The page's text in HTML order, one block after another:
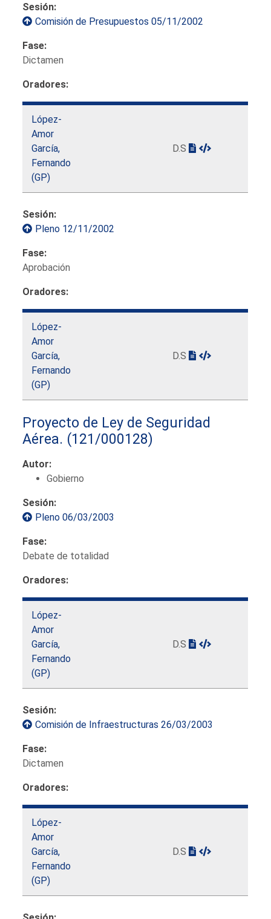
Sesión:
Comisión de Presupuestos 05/11/2002
Fase:
Dictamen
Oradores:
López-
Amor
García,
Fernando
(GP)
D.S
Sesión:
Pleno 12/11/2002
Fase:
Aprobación
Oradores:
López-
Amor
García,
Fernando
(GP)
D.S
Proyecto de Ley de Seguridad
Aérea. (121/000128)
Autor:
Gobierno
Sesión:
Pleno 06/03/2003
Fase:
Debate de totalidad
Oradores:
López-
Amor
García,
Fernando
(GP)
D.S
Sesión:
Comisión de Infraestructuras 26/03/2003
Fase:
Dictamen
Oradores:
López-
Amor
García,
Fernando
(GP)
D.S